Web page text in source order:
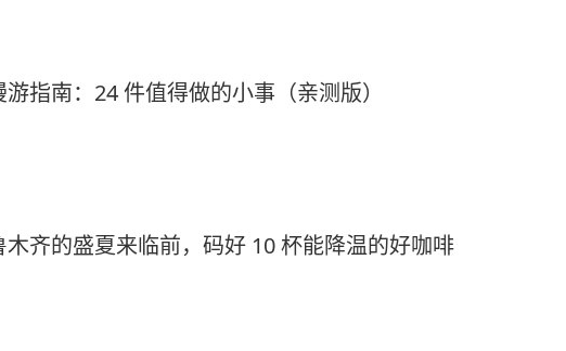
指南：24 件值得做的小事（亲测版）
木齐的盛夏来临前，码好 10 杯能降温的好咖啡